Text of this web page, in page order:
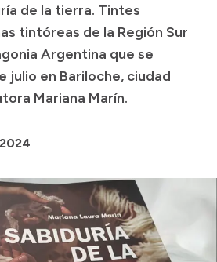
de la tierra. Tintes
tintóreas de la Región Sur
Argentina que se
julio en Bariloche, ciudad
Mariana Marín.